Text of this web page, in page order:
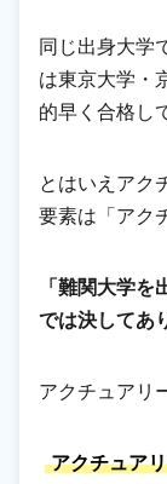
同じ出身大学
は東京大学・
的早く合格し
とはいえアク
要素は「アク
「難関大学
では決してあ
アクチュアリ
アクチュア